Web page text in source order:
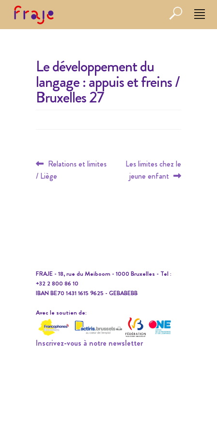
Le développement du
langage : appuis et freins /
Bruxelles 27
Navigation
de
l’article
Article
précédent :
Relations et limites
/ Liège
Article
suivant :
Les limites chez le
jeune enfant
FRAJE - 18, rue du Meiboom - 1000 Bruxelles - Tel :
+32 2 800 86 10
IBAN BE70 1431 1615 9625 - GEBABEBB
Avec le soutien de:
Inscrivez-vous à notre newsletter